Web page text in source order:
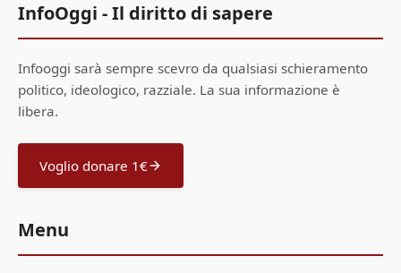
InfoOggi - Il diritto di sapere
Infooggi sarà sempre scevro da qualsiasi schieramento
politico, ideologico, razziale. La sua informazione è
libera.
Voglio donare 1€
Menu